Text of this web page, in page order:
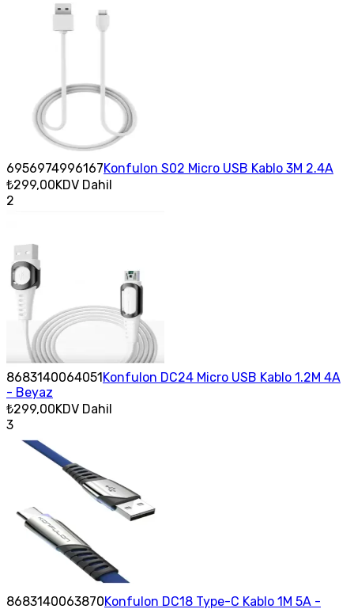
6956974996167Konfulon S02 Micro USB Kablo 3M 2.4A
₺299,00KDV Dahil
2
8683140064051Konfulon DC24 Micro USB Kablo 1.2M 4A
- Beyaz
₺299,00KDV Dahil
3
8683140063870Konfulon DC18 Type-C Kablo 1M 5A -